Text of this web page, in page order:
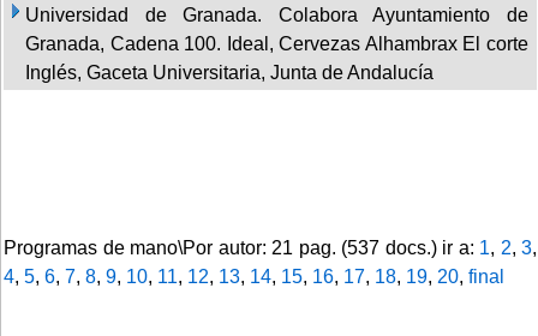
Universidad de Granada. Colabora Ayuntamiento de
Granada, Cadena 100. Ideal, Cervezas Alhambrax El corte
Inglés, Gaceta Universitaria, Junta de Andalucía
Programas de mano\Por autor: 21 pag. (537 docs.) ir a: 1, 2, 3,
4, 5, 6, 7, 8, 9, 10, 11, 12, 13, 14, 15, 16, 17, 18, 19, 20, final